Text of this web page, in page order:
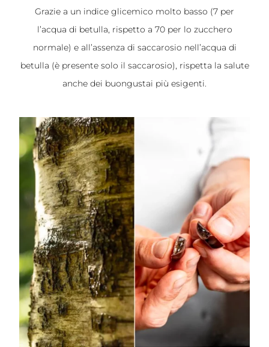
Grazie a un indice glicemico molto basso (7 per
l’acqua di betulla, rispetto a 70 per lo zucchero
normale) e all’assenza di saccarosio nell’acqua di
betulla (è presente solo il saccarosio), rispetta la salute
anche dei buongustai più esigenti.